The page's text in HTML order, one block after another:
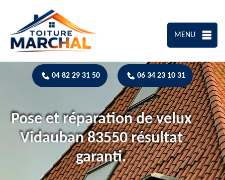
MENU
04 82 29 31 50 06 34 23 10 31
Pose et réparation de velux
Vidauban 83550 résultat
garanti.